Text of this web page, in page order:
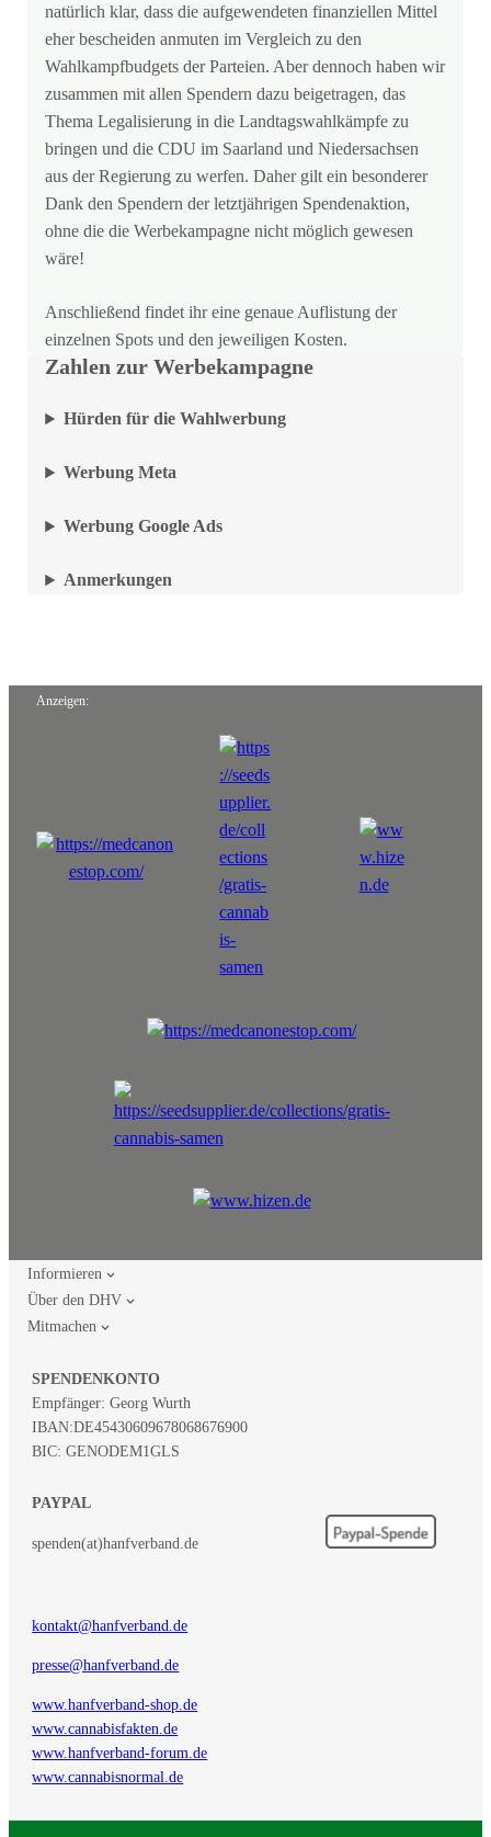
natürlich klar, dass die aufgewendeten finanziellen Mittel
eher bescheiden anmuten im Vergleich zu den
Wahlkampfbudgets der Parteien. Aber dennoch haben wir
zusammen mit allen Spendern dazu beigetragen, das
Thema Legalisierung in die Landtagswahlkämpfe zu
bringen und die CDU im Saarland und Niedersachsen
aus der Regierung zu werfen. Daher gilt ein besonderer
Dank den Spendern der letztjährigen Spendenaktion,
ohne die die Werbekampagne nicht möglich gewesen
wäre!
Anschließend findet ihr eine genaue Auflistung der
einzelnen Spots und den jeweiligen Kosten.
Zahlen zur Werbekampagne
Hürden für die Wahlwerbung
Werbung Meta
Werbung Google Ads
Anmerkungen
Anzeigen:
Informieren
Über den DHV
Mitmachen
SPENDENKONTO
Empfänger: Georg Wurth
IBAN:DE45430609678068676900
BIC: GENODEM1GLS
PAYPAL
spenden(at)hanfverband.de
kontakt@hanfverband.de
presse@hanfverband.de
www.hanfverband-shop.de
www.cannabisfakten.de
www.hanfverband-forum.de
www.cannabisnormal.de